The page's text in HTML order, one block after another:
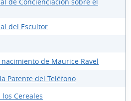
de Concienciación sobre el
del Escultor
de Maurice Ravel
Patente del Teléfono
Cereales